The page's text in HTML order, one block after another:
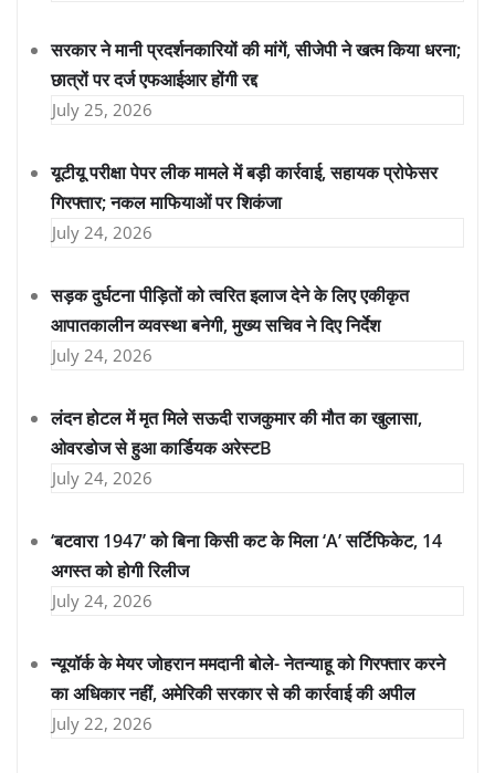
सरकार ने मानी प्रदर्शनकारियों की मांगें, सीजेपी ने खत्म किया धरना;
छात्रों पर दर्ज एफआईआर होंगी रद्द
July 25, 2026
यूटीयू परीक्षा पेपर लीक मामले में बड़ी कार्रवाई, सहायक प्रोफेसर
गिरफ्तार; नकल माफियाओं पर शिकंजा
July 24, 2026
सड़क दुर्घटना पीड़ितों को त्वरित इलाज देने के लिए एकीकृत
आपातकालीन व्यवस्था बनेगी, मुख्य सचिव ने दिए निर्देश
July 24, 2026
लंदन होटल में मृत मिले सऊदी राजकुमार की मौत का खुलासा,
ओवरडोज से हुआ कार्डियक अरेस्टB
July 24, 2026
‘बटवारा 1947’ को बिना किसी कट के मिला ‘A’ सर्टिफिकेट, 14
अगस्त को होगी रिलीज
July 24, 2026
न्यूयॉर्क के मेयर जोहरान ममदानी बोले- नेतन्याहू को गिरफ्तार करने
का अधिकार नहीं, अमेरिकी सरकार से की कार्रवाई की अपील
July 22, 2026